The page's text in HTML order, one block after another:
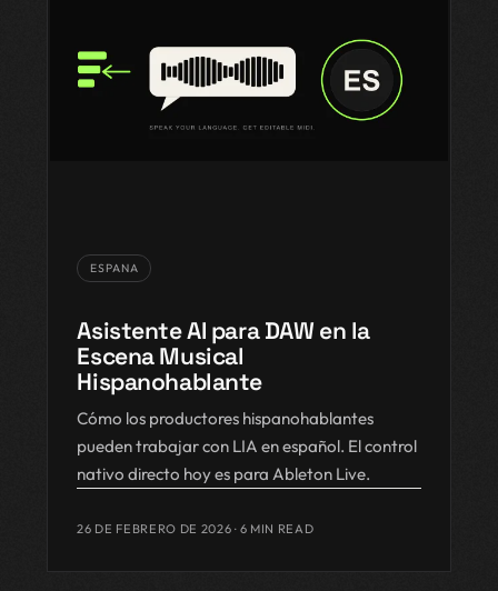
ESPANA
Asistente AI para DAW en la
Escena Musical
Hispanohablante
Cómo los productores hispanohablantes
pueden trabajar con LIA en español. El control
nativo directo hoy es para Ableton Live.
26 DE FEBRERO DE 2026 · 6 MIN READ